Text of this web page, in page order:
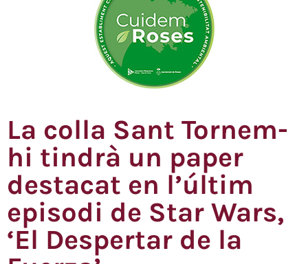
La colla Sant Tornem-
hi tindrà un paper
destacat en l’últim
episodi de Star Wars,
‘El Despertar de la